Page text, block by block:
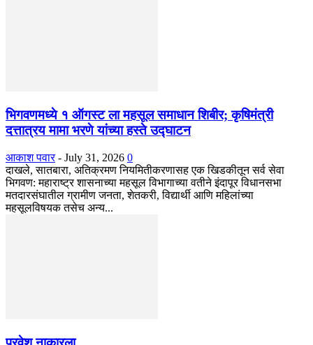
भिगवणमध्ये १ ऑगस्ट ला महसूल समाधान शिबीर; कृषिमंत्री
दत्तात्रय मामा भरणे यांच्या हस्ते उद्घाटन
आकाश पवार - July 31, 2026 0
दाखले, सातबारा, अतिक्रमण नियमितीकरणासह एक खिडकीतून सर्व सेवा
भिगवण: महाराष्ट्र शासनाच्या महसूल विभागाच्या वतीने इंदापूर विधानसभा
मतदारसंघातील ग्रामीण जनता, शेतकरी, विद्यार्थी आणि महिलांच्या
महसूलविषयक तसेच अन्य...